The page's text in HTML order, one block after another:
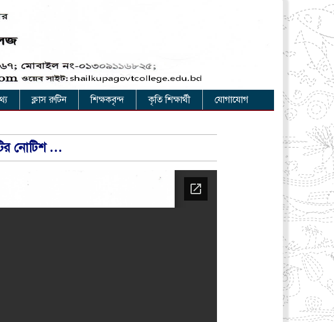
ক্লাস রুটিন শিক্ষকবৃন্দ কৃতি শিক্ষার্থী যোগাযোগ
নোটিশ …